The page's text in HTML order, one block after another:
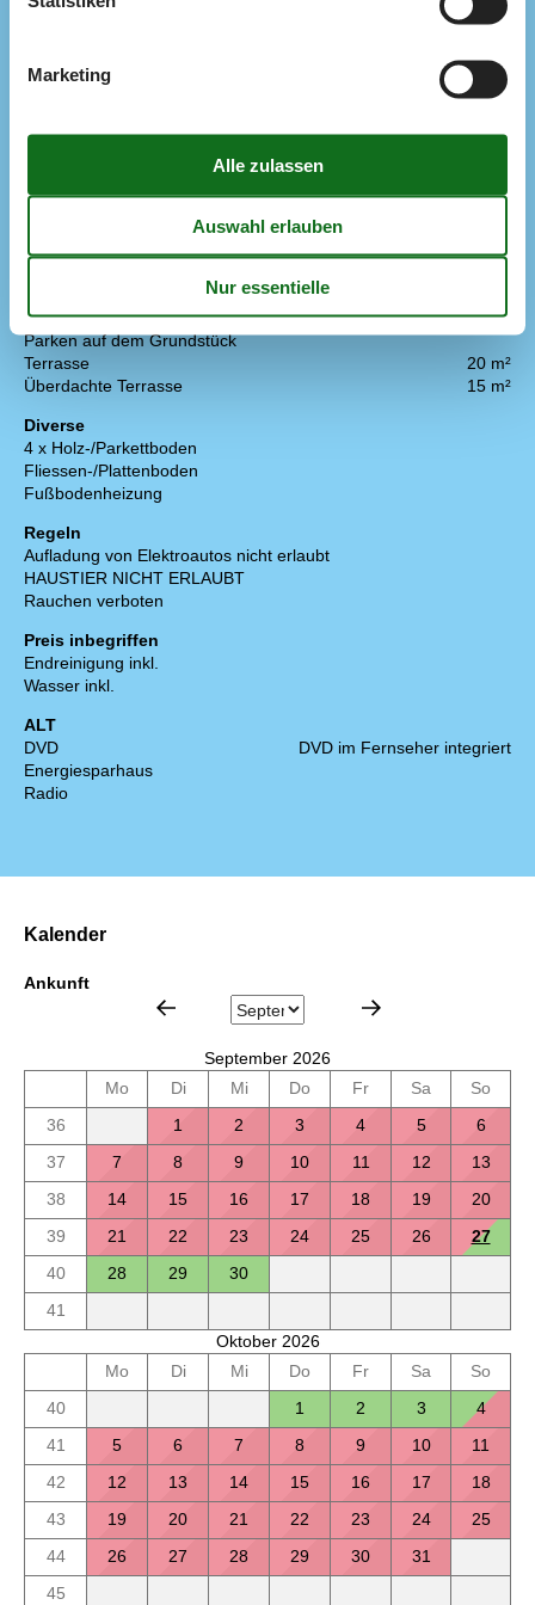
Deutsche Kanäle
ARD, NDR, RTL, ZDF
schwedische und 4 deutsche Sender
Extra
Draußen
Liegestühle
2
Parken auf dem Grundstück
Terrasse
20 m²
Überdachte Terrasse
15 m²
Diverse
4 x Holz-/Parkettboden
Fliessen-/Plattenboden
Fußbodenheizung
Regeln
Aufladung von Elektroautos nicht erlaubt
HAUSTIER NICHT ERLAUBT
Rauchen verboten
Preis inbegriffen
Endreinigung inkl.
Wasser inkl.
ALT
DVD
DVD im Fernseher integriert
Energiesparhaus
Radio
Kalender
Ankunft
September 2026
Mo
Di Mi Do Fr Sa
So
36
1 2 3 4 5
6
37
7 8 9 10 11 12
13
38
14 15 16 17 18 19
20
39
21 22 23 24 25 26
27
40
28 29
30
41
Oktober 2026
Mo
Di Mi Do Fr Sa
So
40
1 2 3
4
41
5 6 7 8 9 10
11
42
12 13 14 15 16 17
18
43
19 20 21 22 23 24
25
44
26 27 28 29 30
31
45
Marketing